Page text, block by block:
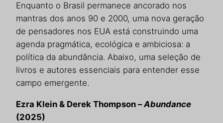
Enquanto o Brasil permanece ancorado nos
mantras dos anos 90 e 2000, uma nova geração
de pensadores nos EUA está construindo uma
agenda pragmática, ecológica e ambiciosa: a
política da abundância. Abaixo, uma seleção de
livros e autores essenciais para entender esse
campo emergente.
Ezra Klein & Derek Thompson –Abundance
(2025)